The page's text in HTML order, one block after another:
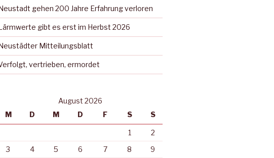
gehen 200 Jahre Erfahrung verloren
gibt es erst im Herbst 2026
Mitteilungsblatt
vertrieben, ermordet
August 2026
M
D M D F S S
1
2
3
4 5 6 7 8
9